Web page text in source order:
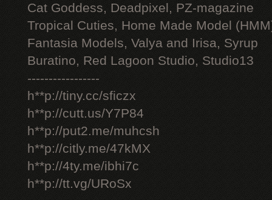
Cat Goddess, Deadpixel, PZ-magazine
Tropical Cuties, Home Made Model
Fantasia Models, Valya and Irisa, Syrup
Buratino, Red Lagoon Studio, Studio13
-----------------
h**p://tiny.cc/sficzx
h**p://cutt.us/Y7P84
h**p://put2.me/muhcsh
h**p://citly.me/47kMX
h**p://4ty.me/ibhi7c
h**p://tt.vg/URoSx